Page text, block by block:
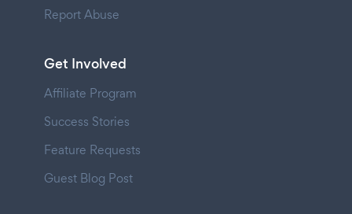
Report Abuse
Get Involved
Affiliate Program
Success Stories
Feature Requests
Guest Blog Post